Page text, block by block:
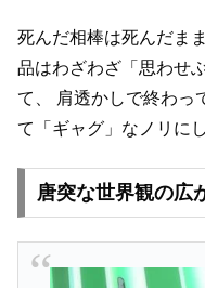
死んだ相棒は死んだま
品はわざわざ「思わせ
て、
肩透かしで終わっ
て「ギャグ」なノリに
唐突な世界観の広